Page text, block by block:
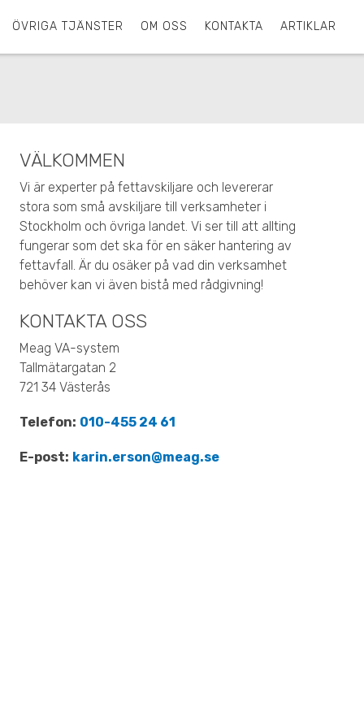
ÖVRIGA TJÄNSTER OM OSS KONTAKTA ARTIKLAR
VÄLKOMMEN
Vi är experter på fettavskiljare och levererar
stora som små avskiljare till verksamheter i
Stockholm och övriga landet. Vi ser till att allting
fungerar som det ska för en säker hantering av
fettavfall. Är du osäker på vad din verksamhet
behöver kan vi även bistå med rådgivning!
KONTAKTA OSS
Meag VA-system
Tallmätargatan 2
721 34 Västerås
Telefon: 010-455 24 61
E-post: karin.erson@meag.se